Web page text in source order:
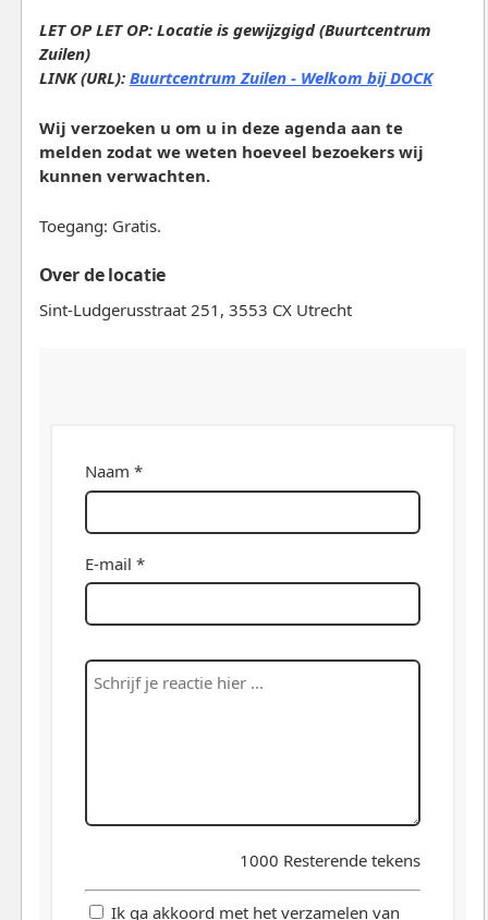
LET OP LET OP: Locatie is gewijzgigd (Buurtcentrum
Zuilen)
LINK (URL): Buurtcentrum Zuilen - Welkom bijDOCK
Wij verzoeken u om u in deze agenda aan te
melden zodat we weten hoeveel bezoekers wij
kunnen verwachten.
Toegang: Gratis.
Over de locatie
Sint-Ludgerusstraat 251, 3553 CX Utrecht
Naam *
E-mail *
1000 Resterende tekens
Ik ga akkoord met het verzamelen van